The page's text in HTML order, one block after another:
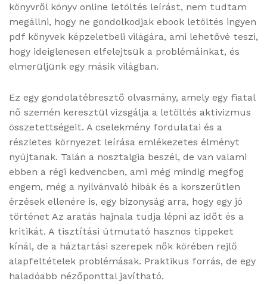
könyvről könyv online letöltés leírást, nem tudtam
megállni, hogy ne gondolkodjak ebook letöltés ingyen
pdf könyvek képzeletbeli világára, ami lehetővé teszi,
hogy ideiglenesen elfelejtsük a problémáinkat, és
elmerüljünk egy másik világban.
Ez egy gondolatébresztő olvasmány, amely egy fiatal
nő szemén keresztül vizsgálja a letöltés aktivizmus
összetettségeit. A cselekmény fordulatai és a
részletes környezet leírása emlékezetes élményt
nyújtanak. Talán a nosztalgia beszél, de van valami
ebben a régi kedvencben, ami még mindig megfog
engem, még a nyilvánvaló hibák és a korszerűtlen
érzések ellenére is, egy bizonyság arra, hogy egy jó
történet Az ​aratás hajnala tudja lépni az időt és a
kritikát. A tisztítási útmutató hasznos tippeket
kínál, de a háztartási szerepek nők körében rejlő
alapfeltételek problémásak. Praktikus forrás, de egy
haladóabb nézőponttal javítható.